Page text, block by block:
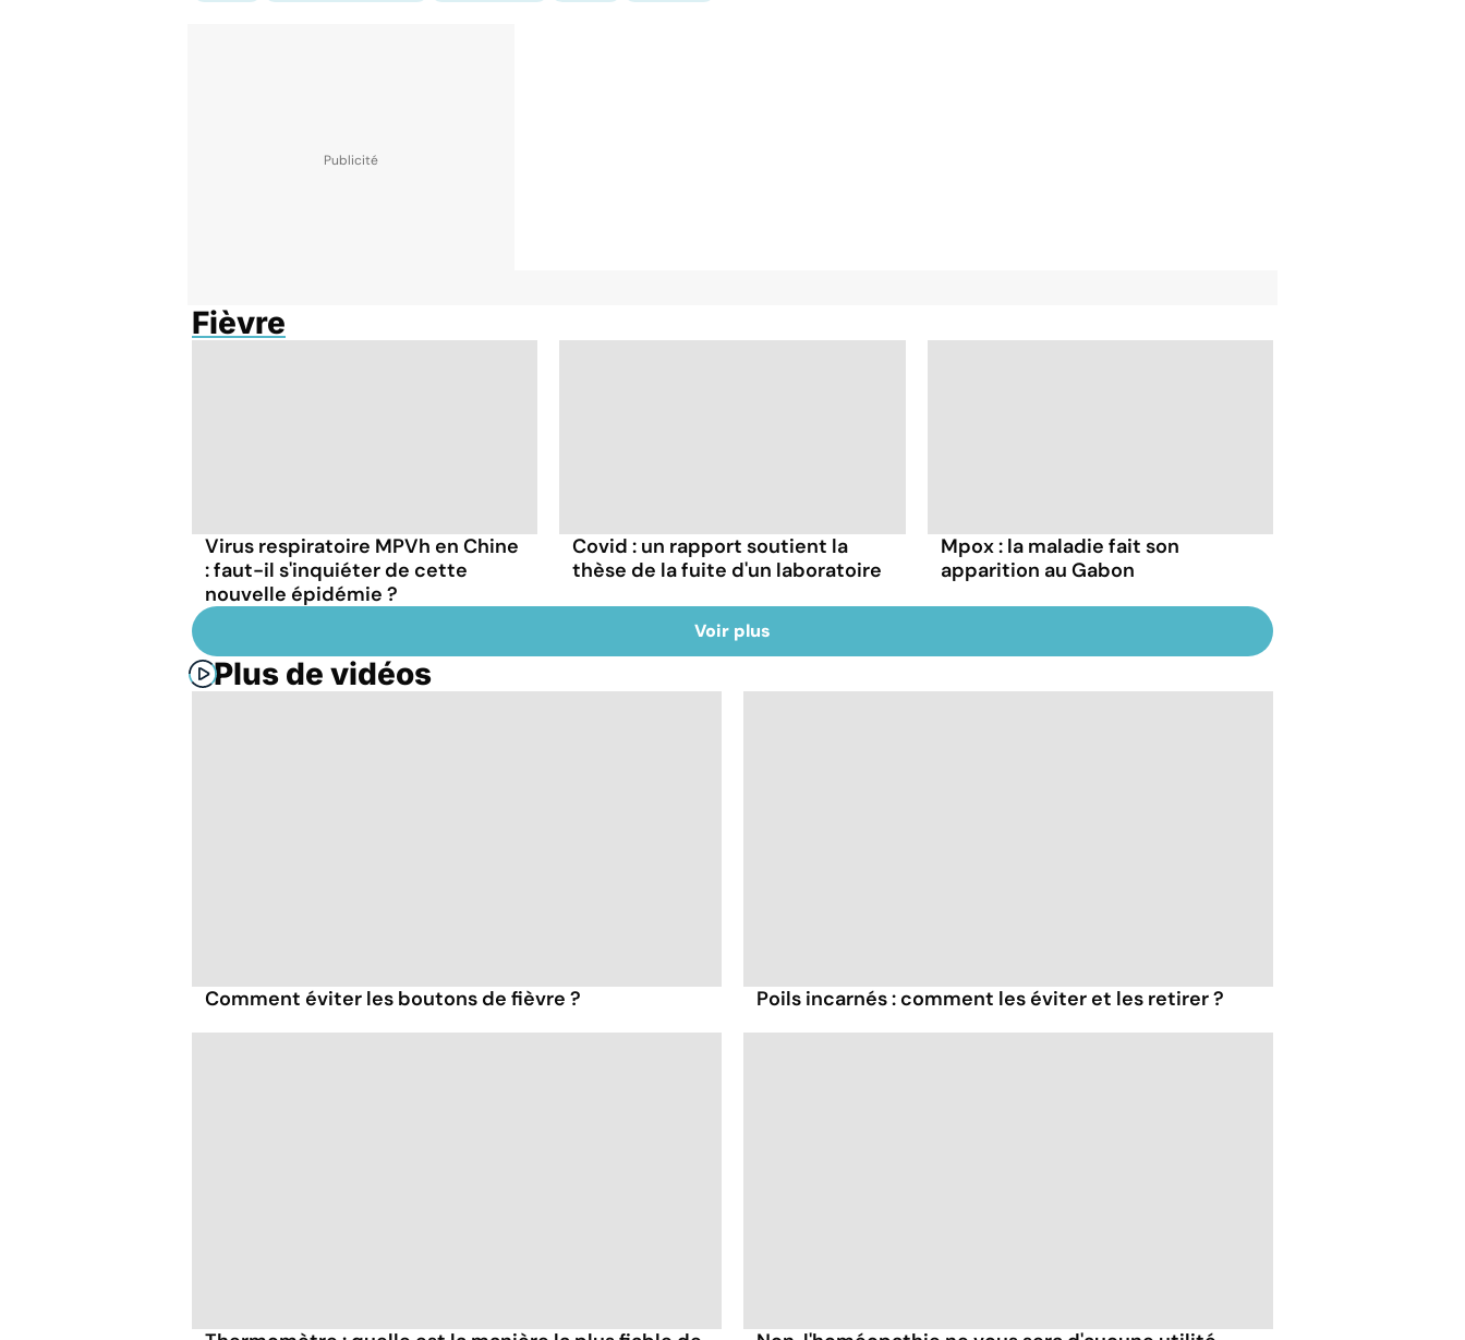
Fièvre
Virus respiratoire MPVh en Chine
: faut-il s'inquiéter de cette
nouvelle épidémie ?
Covid : un rapport soutient la
thèse de la fuite d'un laboratoire
Mpox : la maladie fait son
apparition au Gabon
Voir plus
Plus de vidéos
Comment éviter les boutons de fièvre ? Poils incarnés : comment les éviter et les retirer ?